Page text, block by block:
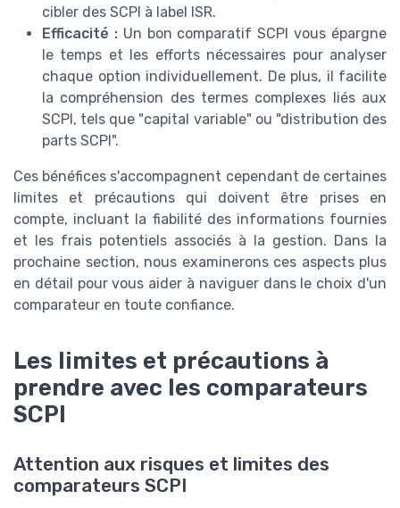
cibler des SCPI à label ISR.
Efficacité :Un bon comparatif SCPI vous épargne
le temps et les efforts nécessaires pour analyser
chaque option individuellement. De plus, il facilite
la compréhension des termes complexes liés aux
SCPI, tels que "capital variable" ou "distribution des
parts SCPI".
Ces bénéfices s'accompagnent cependant de certaines
limites et précautions qui doivent être prises en
compte, incluant la fiabilité des informations fournies
et les frais potentiels associés à la gestion. Dans la
prochaine section, nous examinerons ces aspects plus
en détail pour vous aider à naviguer dans le choix d'un
comparateur en toute confiance.
Les limites et précautions à
prendre avec les comparateurs
SCPI
Attention aux risques et limites des
comparateurs SCPI